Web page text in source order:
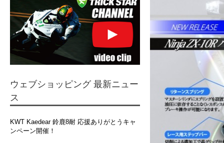
ウェブショッピング 最新ニュー
ス
KWT Kaedear 鈴鹿8耐 応援ありがとうキャ
ンペーン開催！